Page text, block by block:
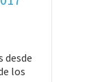
desde
los